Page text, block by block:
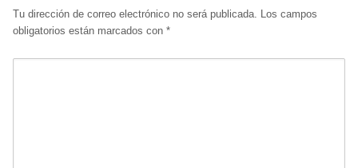
Tu dirección de correo electrónico no será publicada. Los campos
obligatorios están marcados con *